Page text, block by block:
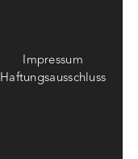
Impressum
Haftungsausschluss